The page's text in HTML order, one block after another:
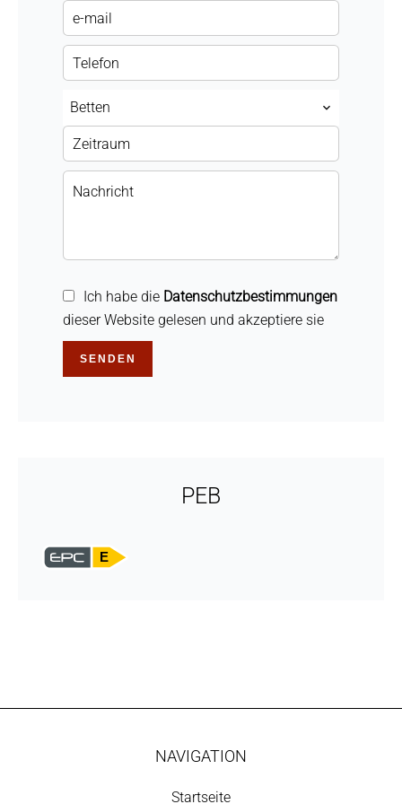
Betten
Ich habe die Datenschutzbestimmungen
dieser Website gelesen und akzeptiere sie
SENDEN
PEB
E
NAVIGATION
Startseite